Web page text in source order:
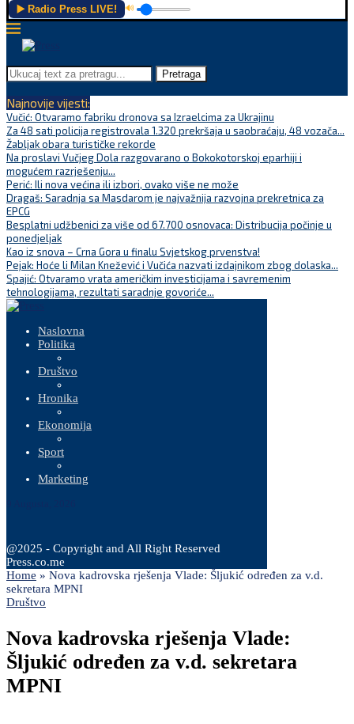
▶️ Radio Press LIVE! 🔊
Pretraga
Najnovije vijesti:
Vučić: Otvaramo fabriku dronova sa Izraelcima za Ukrajinu
Za 48 sati policija registrovala 1.320 prekršaja u saobraćaju, 48 vozača...
Žabljak obara turističke rekorde
Na proslavi Vučjeg Dola razgovarano o Bokokotorskoj eparhiji i
mogućem razrješenju...
Perić: Ili nova većina ili izbori, ovako više ne može
Dragaš: Saradnja sa Masdarom je najvažnija razvojna prekretnica za
EPCG
Besplatni udžbenici za više od 67.700 osnovaca: Distribucija počinje u
ponedjeljak
Kao iz snova – Crna Gora u finalu Svjetskog prvenstva!
Pejak: Hoće li Milan Knežević i Vučića nazvati izdajnikom zbog dolaska...
Spajić: Otvaramo vrata američkim investicijama i savremenim
tehnologijama, rezultati saradnje govoriće...
Naslovna
Politika
Društvo
Hronika
Ekonomija
Sport
Marketing
@2025 - Copyright and All Right Reserved
Press.co.me
Home » Nova kadrovska rješenja Vlade: Šljukić određen za v.d.
sekretara MPNI
Društvo
Nova kadrovska rješenja Vlade:
Šljukić određen za v.d. sekretara
MPNI